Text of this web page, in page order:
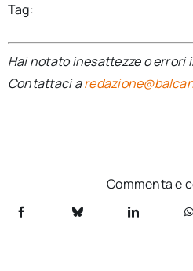
Tag:
Hai notato inesattezze o errori
Contattaci a
Commenta e